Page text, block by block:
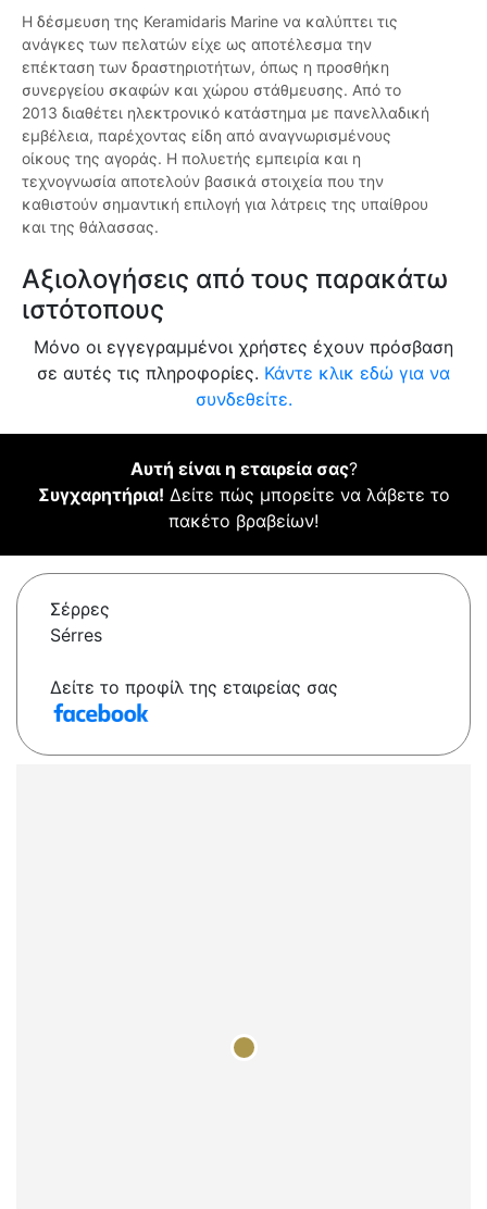
Η δέσμευση της Keramidaris Marine να καλύπτει τις
ανάγκες των πελατών είχε ως αποτέλεσμα την
επέκταση των δραστηριοτήτων, όπως η προσθήκη
συνεργείου σκαφών και χώρου στάθμευσης. Από το
2013 διαθέτει ηλεκτρονικό κατάστημα με πανελλαδική
εμβέλεια, παρέχοντας είδη από αναγνωρισμένους
οίκους της αγοράς. Η πολυετής εμπειρία και η
τεχνογνωσία αποτελούν βασικά στοιχεία που την
καθιστούν σημαντική επιλογή για λάτρεις της υπαίθρου
και της θάλασσας.
Αξιολογήσεις από τους παρακάτω
ιστότοπους
Μόνο οι εγγεγραμμένοι χρήστες έχουν πρόσβαση
σε αυτές τις πληροφορίες. Κάντε κλικ εδώ για να
συνδεθείτε.
Αυτή είναι η εταιρεία σας?
Συγχαρητήρια! Δείτε πώς μπορείτε να λάβετε το
πακέτο βραβείων!
Σέρρες
Sérres
Δείτε το προφίλ της εταιρείας σας